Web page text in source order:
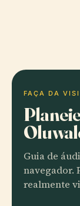
FAÇA DA
Guia de
navegador.
realmente